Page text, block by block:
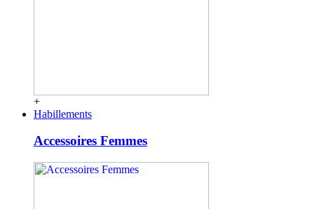
+
Habillements
Accessoires Femmes